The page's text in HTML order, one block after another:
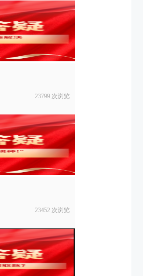
23799 次浏览
23452 次浏览